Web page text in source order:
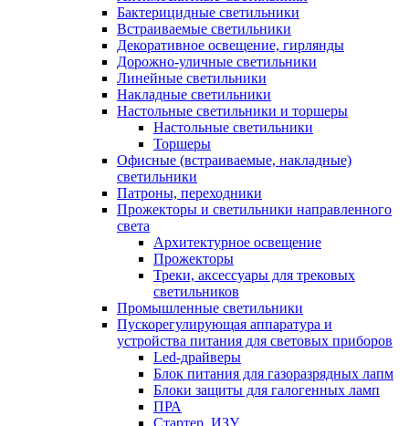
Бактерицидные светильники
Встраиваемые светильники
Декоративное освещение, гирлянды
Дорожно-уличные светильники
Линейные светильники
Накладные светильники
Настольные светильники и торшеры
Настольные светильники
Торшеры
Офисные (встраиваемые, накладные)
светильники
Патроны, переходники
Прожекторы и светильники направленного
света
Архитектурное освещение
Прожекторы
Треки, аксессуары для трековых
светильников
Промышленные светильники
Пускорегулирующая аппаратура и
устройства питания для световых приборов
Led-драйверы
Блок питания для газоразрядных лапм
Блоки защиты для галогенных ламп
ПРА
Стартер, ИЗУ